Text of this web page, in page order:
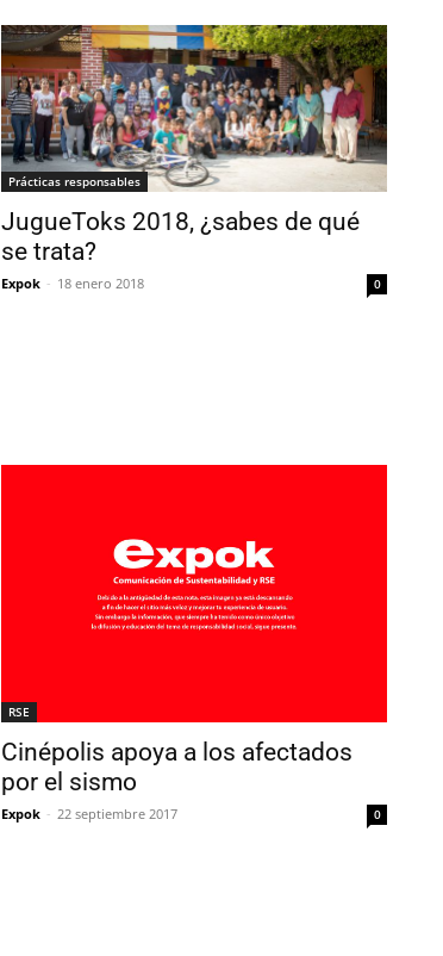
Prácticas responsables
JugueToks 2018, ¿sabes de qué
se trata?
Expok - 18 enero 2018 0
RSE
Cinépolis apoya a los afectados
por el sismo
Expok - 22 septiembre 2017 0